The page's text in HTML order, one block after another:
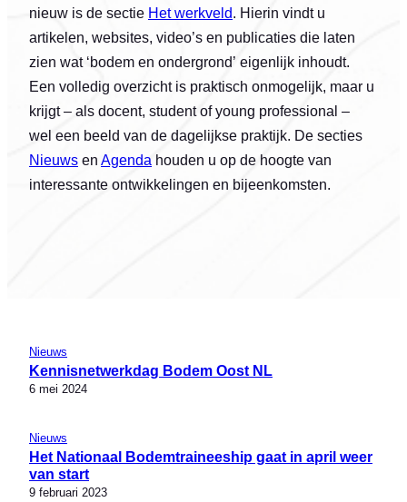
nieuw is de sectie Het werkveld. Hierin vindt u
artikelen, websites, video’s en publicaties die laten
zien wat ‘bodem en ondergrond’ eigenlijk inhoudt.
Een volledig overzicht is praktisch onmogelijk, maar u
krijgt – als docent, student of young professional –
wel een beeld van de dagelijkse praktijk. De secties
Nieuws en Agenda houden u op de hoogte van
interessante ontwikkelingen en bijeenkomsten.
Nieuws
Kennisnetwerkdag Bodem Oost NL
6 mei 2024
Nieuws
Het Nationaal Bodemtraineeship gaat in april weer
van start
9 februari 2023